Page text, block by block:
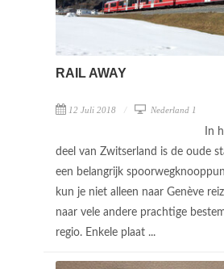
RAIL AWAY
12 Juli 2018 Nederland 1
In
deel van Zwitserland is de oude
een belangrijk
kun je niet alleen naar Genève
naar vele andere prachtige
regio. Enkele plaat ...